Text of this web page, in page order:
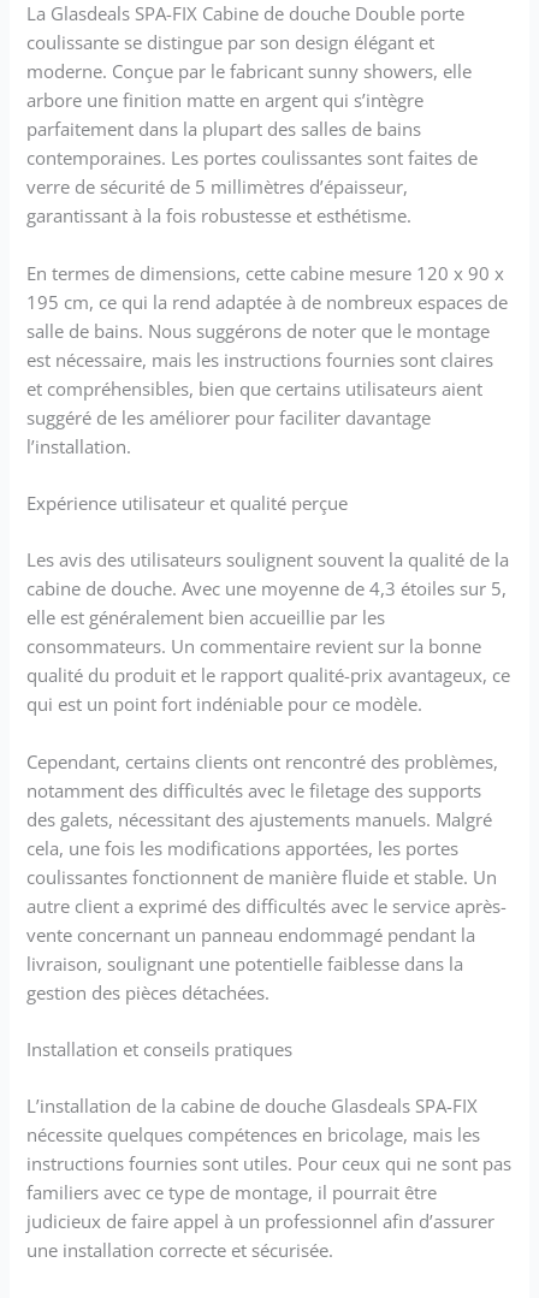
La Glasdeals SPA-FIX Cabine de douche Double porte
coulissante se distingue par son design élégant et
moderne. Conçue par le fabricant sunny showers, elle
arbore une finition matte en argent qui s’intègre
parfaitement dans la plupart des salles de bains
contemporaines. Les portes coulissantes sont faites de
verre de sécurité de 5 millimètres d’épaisseur,
garantissant à la fois robustesse et esthétisme.
En termes de dimensions, cette cabine mesure 120 x 90 x
195 cm, ce qui la rend adaptée à de nombreux espaces de
salle de bains. Nous suggérons de noter que le montage
est nécessaire, mais les instructions fournies sont claires
et compréhensibles, bien que certains utilisateurs aient
suggéré de les améliorer pour faciliter davantage
l’installation.
Expérience utilisateur et qualité perçue
Les avis des utilisateurs soulignent souvent la qualité de la
cabine de douche. Avec une moyenne de 4,3 étoiles sur 5,
elle est généralement bien accueillie par les
consommateurs. Un commentaire revient sur la bonne
qualité du produit et le rapport qualité-prix avantageux, ce
qui est un point fort indéniable pour ce modèle.
Cependant, certains clients ont rencontré des problèmes,
notamment des difficultés avec le filetage des supports
des galets, nécessitant des ajustements manuels. Malgré
cela, une fois les modifications apportées, les portes
coulissantes fonctionnent de manière fluide et stable. Un
autre client a exprimé des difficultés avec le service après-
vente concernant un panneau endommagé pendant la
livraison, soulignant une potentielle faiblesse dans la
gestion des pièces détachées.
Installation et conseils pratiques
L’installation de la cabine de douche Glasdeals SPA-FIX
nécessite quelques compétences en bricolage, mais les
instructions fournies sont utiles. Pour ceux qui ne sont pas
familiers avec ce type de montage, il pourrait être
judicieux de faire appel à un professionnel afin d’assurer
une installation correcte et sécurisée.